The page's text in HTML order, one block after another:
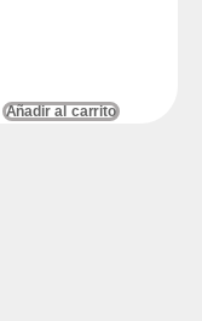
Añadir al carrito